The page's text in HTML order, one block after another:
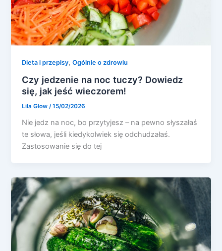
Dieta i przepisy,Ogólnie o zdrowiu
Czy jedzenie na noc tuczy? Dowiedz
się, jak jeść wieczorem!
Lila Glow/15/02/2026
Nie jedz na noc, bo przytyjesz – na pewno słyszałaś
te słowa, jeśli kiedykolwiek się odchudzałaś.
Zastosowanie się do tej